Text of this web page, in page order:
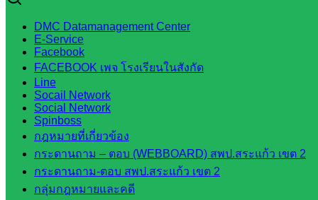
DMC Datamanagement Center
E-Service
Facebook
FACEBOOK เพจ โรงเรียนในสังกัด
Line
Socail Network
Social Network
Spinboss
กฎหมายที่เกี่ยวข้อง
กระดานถาม – ตอบ (WEBBOARD) สพป.สระแก้ว เขต 2
กระดานถาม-ตอบ สพป.สระแก้ว เขต 2
กลุ่มกฎหมายและคดี
จังหวัด
สระแก้ว
องค์การ
บริหาร
ส่วน
จังหวัด
สระแก้ว
ศึกษาธิการ
จังหวัด
สระแก้ว